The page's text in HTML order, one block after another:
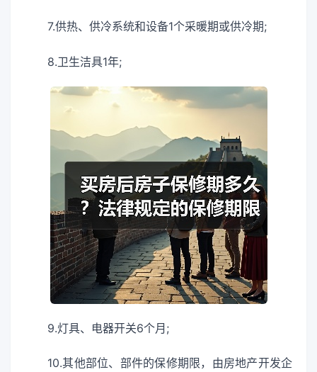
7.供热、供冷系统和设备1个采暖期或供冷期;
8.卫生洁具1年;
9.灯具、电器开关6个月;
10.其他部位、部件的保修期限，由房地产开发企